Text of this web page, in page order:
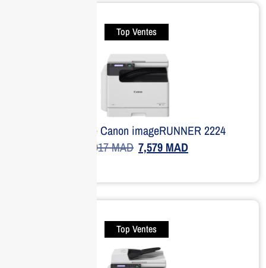
Top Ventes
Imprimante Canon imageRUNNER 2224
8,917MAD 7,579 MAD
Top Ventes